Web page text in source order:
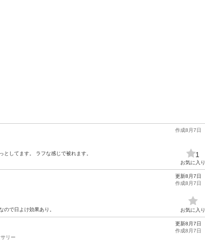
としてます。 ラフな感じで被れます。
作成8月7日
1
お気に入り
ので日よけ効果あり。
更新8月7日
作成8月7日
お気に入り
リー
更新8月7日
作成8月7日